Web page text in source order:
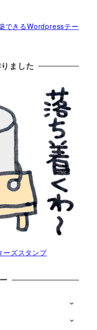
できるWordpressテー
ました
ーズスタンプ